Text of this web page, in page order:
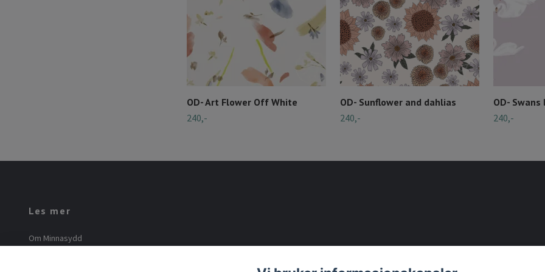
OD- Art Flower Off White
240,-
OD- Sunflower and dahlias
240,-
OD- Swans
240,-
Les mer
Om Minnasydd